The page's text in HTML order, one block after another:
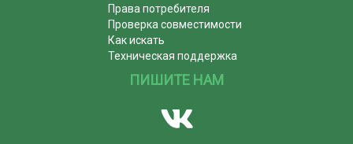
Права потребителя
Проверка совместимости
Как искать
Техническая поддержка
ПИШИТЕ НАМ